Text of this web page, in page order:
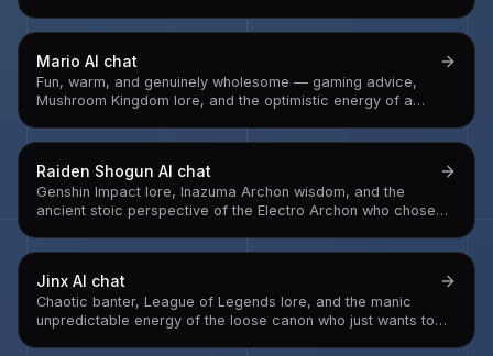
Mario AI chat
Fun, warm, and genuinely wholesome — gaming advice,
Mushroom Kingdom lore, and the optimistic energy of a
count
Raiden Shogun AI chat
Genshin Impact lore, Inazuma Archon wisdom, and the
ancient stoic perspective of the Electro Archon who chose
Jinx AI chat
Chaotic banter, League of Legends lore, and the manic
unpredictable energy of the loose canon who just wants to